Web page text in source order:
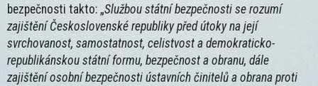
bezpečnosti takto: „Službou státní bezpečnosti se rozumí
zajištění Československé republiky před útoky na její
svrchovanost, samostatnost, celistvost a demokraticko-
republikánskou státní formu, bezpečnost a obranu, dále
zajištění osobní bezpečnosti ústavních činitelů a obrana proti